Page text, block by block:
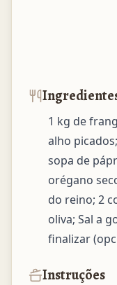
1 kg de
alho
sopa de
orégano
do reino; 2
oliva; Sal a
finalizar
Instruções